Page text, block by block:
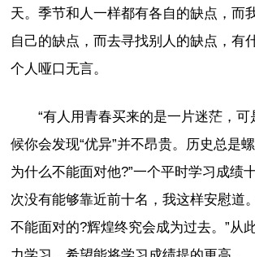
天。季节和人一样都有各自的缺点，而
自己的缺点，而去寻找别人的缺点，有
个人哑口无言。
“有人用青春买来的是一片迷茫，
候你会发现“优异”并不昂贵。历史总是
为什么不能面对他?”一个平时学习成绩
次没有能够靠近前十名，我这样安慰道
不能面对的?辉煌终究会成为过去。”从